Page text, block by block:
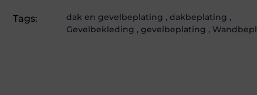
Tags: dak en gevelbeplating , dakbeplating ,
Gevelbekleding , gevelbeplating ,